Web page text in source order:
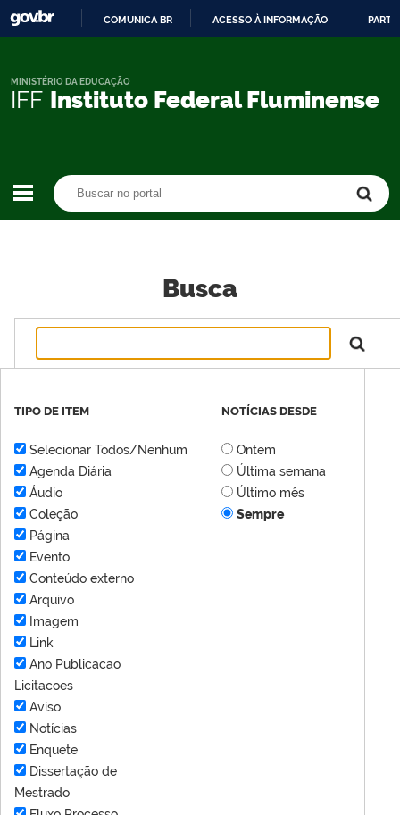
CONTEÚDO
COMUNICA BR ACESSO À INFORMAÇÃO
IFF Instituto Federal Fluminense
MINISTÉRIO DA EDUCAÇÃO
Busca
TIPO DE ITEM
Selecionar Todos/Nenhum
Agenda Diária
Áudio
Coleção
Página
Evento
Conteúdo externo
Arquivo
Imagem
Link
Ano Publicacao
Licitacoes
Aviso
Notícias
Enquete
Dissertação de
Mestrado
NOTÍCIAS DESDE
Ontem
Última semana
Último mês
Sempre